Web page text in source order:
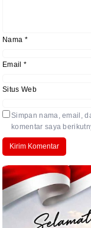
Nama *
Email *
Situs Web
Simpan nama, email,
komentar saya